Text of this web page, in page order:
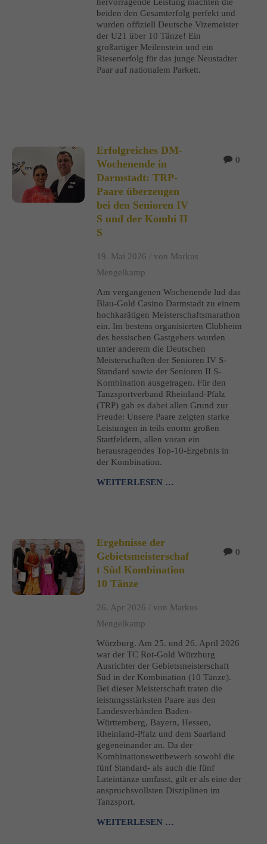
beiden den Gesamterfolg perfekt und
wurden offiziell Deutsche Vizemeister
der U21 über 10 Tänze! Ein
großartiger Meilenstein und ein
Riesenerfolg für das junge Neustadter
Paar auf nationalem Parkett.
0
Erfolgreiches DM-
Wochenende in
Darmstadt: TRP-
Paare überzeugen
bei den Senioren IV
S und der Kombi II
S
19. Mai 2026 / von Markus
Mengelkamp
Am vergangenen Wochenende lud das
Blau-Gold Casino Darmstadt zu einem
hochkarätigen Meisterschaftsmarathon
ein. Im bestens organisierten Clubheim
des hessischen Gastgebers wurden
unter anderem die Deutschen
Meisterschaften der Senioren IV S-
Standard sowie der Senioren II S-
Kombination ausgetragen. Für den
Tanzsportverband Rheinland-Pfalz
(TRP) gab es dabei allen Grund zur
Freude: Unsere Paare zeigten starke
Leistungen in teils enorm großen
Startfeldern, allen voran ein
herausragendes Top-10-Ergebnis in
der Kombination.
WEITERLESEN …
0
Ergebnisse der
Gebietsmeisterschaf
t Süd Kombination
10 Tänze
26. Apr 2026 / von Markus
Mengelkamp
Würzburg. Am 25. und 26. April 2026
war der TC Rot-Gold Würzburg
Ausrichter der Gebietsmeisterschaft
Süd in der Kombination (10 Tänze).
Bei dieser Meisterschaft traten die
leistungsstärksten Paare aus den
Landesverbänden Baden-
Württemberg, Bayern, Hessen,
Rheinland-Pfalz und dem Saarland
gegeneinander an. Da der
Kombinationswettbewerb sowohl die
fünf Standard- als auch die fünf
Lateintänze umfasst, gilt er als eine der
anspruchsvollsten Disziplinen im
Tanzsport.
WEITERLESEN …